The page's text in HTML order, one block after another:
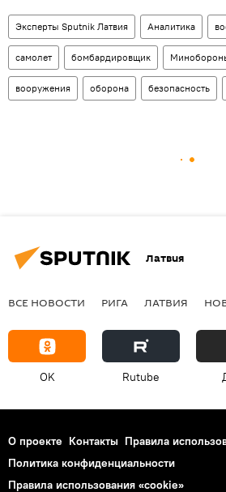
Эксперты Sputnik Латвия Аналитика
самолет бомбардировщик
вооружения оборона безопасность
Латвия
ВСЕ НОВОСТИ РИГА ЛАТВИЯ
OK Rutube
О проекте Контакты Правила
Политика конфиденциальности
Правила использования «cookie»